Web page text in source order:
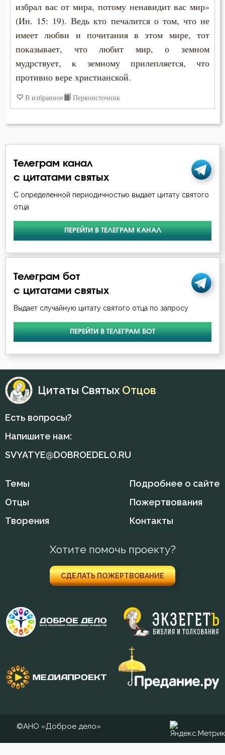
избрал вас от мира, потому ненавидит вас мир»
(Ин. 15: 19). Ведь кто печалится о том, что не
имеет любви и почитания в этом мире, тот
показывает, что любит мир, о земном
мудрствует, к земному прилепляется, что
противно вере христианской.
В избранное Первоисточник
Телеграм канал
с цитатами святых
С определенной периодичностью выдает цитату святого
отца
ПЕРЕЙТИ В ТЕЛЕГРАМ КАНАЛ
Телеграм бот
с цитатами святых
Выдает случайную цитату святого отца по запросу
ПЕРЕЙТИ В ТЕЛЕГРАМ БОТ
Цитаты Святых Отцов
Есть вопросы?
Напишите нам:
SVYATYE@DOBROEDELO.RU
Темы
Отцы
Творения
Подробнее о сайте
Пожертвования
Контакты
Хотите помочь проекту?
СДЕЛАТЬ ПОЖЕРТВОВАНИЕ
©АНО «Доброе дело»